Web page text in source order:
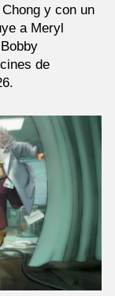
y con un
a Meryl
de